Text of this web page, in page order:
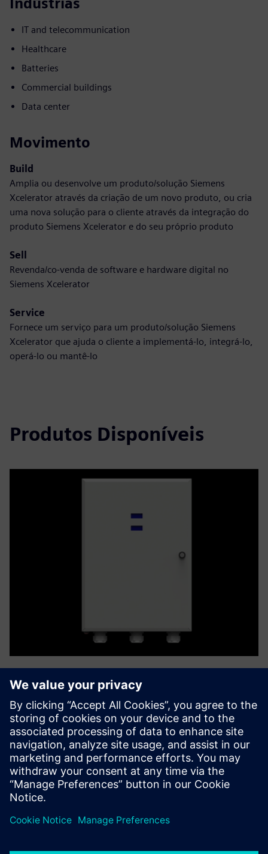
IT and telecommunication
Healthcare
Batteries
Commercial buildings
Data center
Movimento
Build
Amplia ou desenvolve um produto/solução Siemens
Xcelerator através da criação de um novo produto, ou cria
uma nova solução para o cliente através da integração do
produto Siemens Xcelerator e do seu próprio produto
Sell
Revenda/co-venda de software e hardware digital no
Siemens Xcelerator
Service
Fornece um serviço para um produto/solução Siemens
Xcelerator que ajuda o cliente a implementá-lo, integrá-lo,
operá-lo ou mantê-lo
Produtos Disponíveis
6E iBHMS for Batteries
A monitorização contínua da UPS e da integridade da
bateria é crucial para qualquer entidade/organização com
uso intensivo de energia. O 6E iBHMS fornece informações
únicas sobre a integridade do sistema UPS e os Blocos de
Bateria...
Saiba mais